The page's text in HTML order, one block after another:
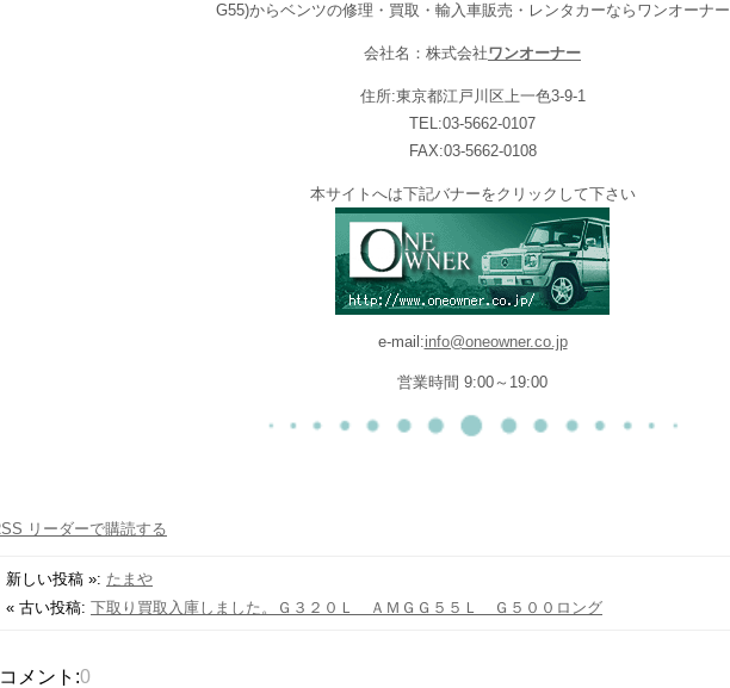
G55)からベンツの修理・買取・輸入車販売・レンタカーならワンオーナー
会社名：株式会社ワンオーナー
住所:東京都江戸川区上一色3-9-1
TEL:03-5662-0107
FAX:03-5662-0108
本サイトへは下記バナーをクリックして下さい
e-mail:info@oneowner.co.jp
営業時間 9:00～19:00
新しい投稿 »: たまや
« 古い投稿: 下取り買取入庫しました。Ｇ３２０Ｌ ＡＭＧＧ５５Ｌ Ｇ５００ロング
コメント:0